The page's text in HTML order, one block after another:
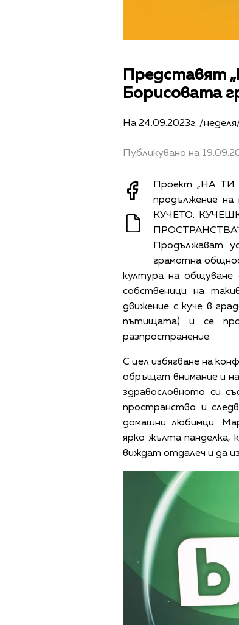
Представят
Борисовата
На 24.09.2023г. /
Публикувано на
Проект „НА ТИ
продължение
КУЧЕТО:
Продължават
грамотна
култура на
собственици на
движение с куче в
пътищата) и се
разпространение.
С цел избягване на
обръщат внимание и
здравословното си
пространство и
домашни любимци.
ярко жълта панделка,
виждат отдалеч и да